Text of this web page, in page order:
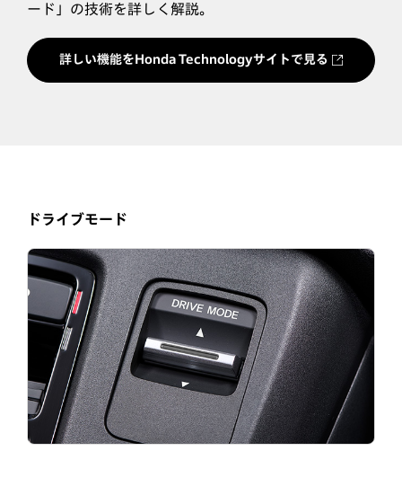
ード」の技術を詳しく解説。
詳しい機能をHonda Technologyサイトで見る
ドライブモード